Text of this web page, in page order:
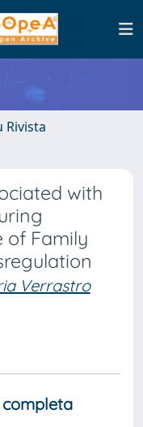
Rivista
with
of Family
Verrastro
completa